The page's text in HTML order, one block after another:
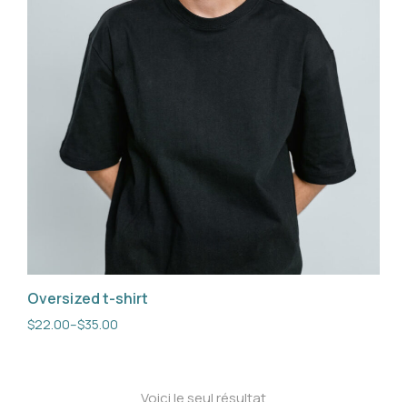
Oversized t-shirt
$22.00–$35.00